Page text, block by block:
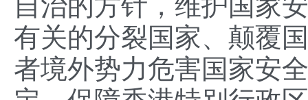
有关的分裂国家、颠覆
者境外势力危害国家安